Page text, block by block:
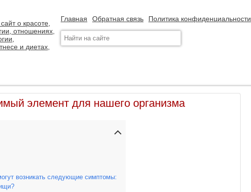
Главная Обратная связь Политика конфиденциальности
элемент для нашего организма
возникать следующие симптомы: